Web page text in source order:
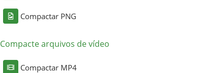
Compactar PNG
Compacte arquivos de vídeo
Compactar MP4